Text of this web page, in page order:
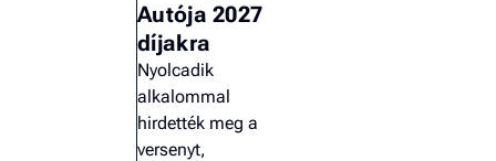
Autója 2027
díjakra
Nyolcadik
alkalommal
hirdették meg a
versenyt,